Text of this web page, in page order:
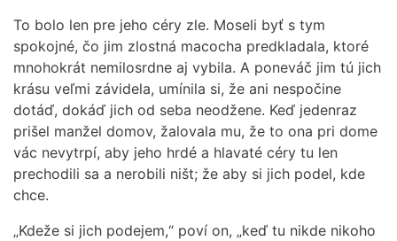
To bolo len pre jeho céry zle. Moseli byť s tym
spokojné, čo jim zlostná macocha predkladala, ktoré
mnohokrát nemilosrdne aj vybila. A poneváč jim tú jich
krásu veľmi závidela, umínila si, že ani nespočine
dotáď, dokáď jich od seba neodžene. Keď jedenraz
prišel manžel domov, žalovala mu, že to ona pri dome
vác nevytrpí, aby jeho hrdé a hlavaté céry tu len
prechodili sa a nerobili ništ; že aby si jich podel, kde
chce.
„Kdeže si jich podejem,“ poví on, „keď tu nikde nikoho